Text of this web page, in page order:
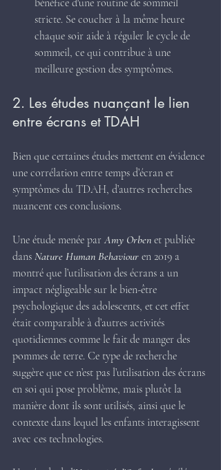
bénéfice d'une routine de sommeil
stricte. Se coucher à la même heure
chaque soir aide à réguler le cycle de
sommeil, ce qui contribue à une
meilleure gestion des symptômes.
2. Les études nuançant le lien
entre écrans et TDAH
Bien que certaines études mettent en évidence
une corrélation entre temps d’écran et
symptômes du TDAH, d’autres recherches
nuancent ces conclusions.
Une étude menée par Amy Orben et publiée
dans Nature Human Behaviour en 2019 a
montré que l’utilisation des écrans a un
impact négligeable sur le bien-être
psychologique des adolescents, et cet effet
était comparable à d’autres activités
quotidiennes comme le fait de manger des
pommes de terre. Ce type de recherche
suggère que ce n’est pas l’utilisation des écrans
en soi qui pose problème, mais plutôt la
manière dont ils sont utilisés, ainsi que le
contexte dans lequel les enfants interagissent
avec ces technologies.